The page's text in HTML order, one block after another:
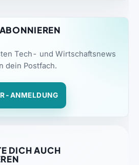
Tech- und Wirtschaftsnews
dein Postfach.
ANMELDUNG
DICH AUCH